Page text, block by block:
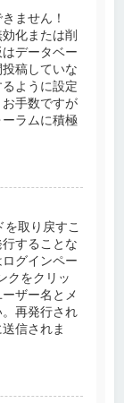
ません！
化または削
データベー
稿していな
ように設定
手数ですが
ラムに積極
取り戻すこ
することな
グインペー
クをクリッ
ザー名とメ
再発行され
信されま